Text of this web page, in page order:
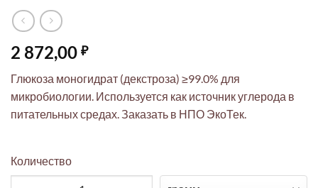
2 872,00 ₽
Глюкоза моногидрат (декстроза) ≥99.0% для
микробиологии. Используется как источник углерода в
питательных средах. Заказать в НПО ЭкоТек.
Количество